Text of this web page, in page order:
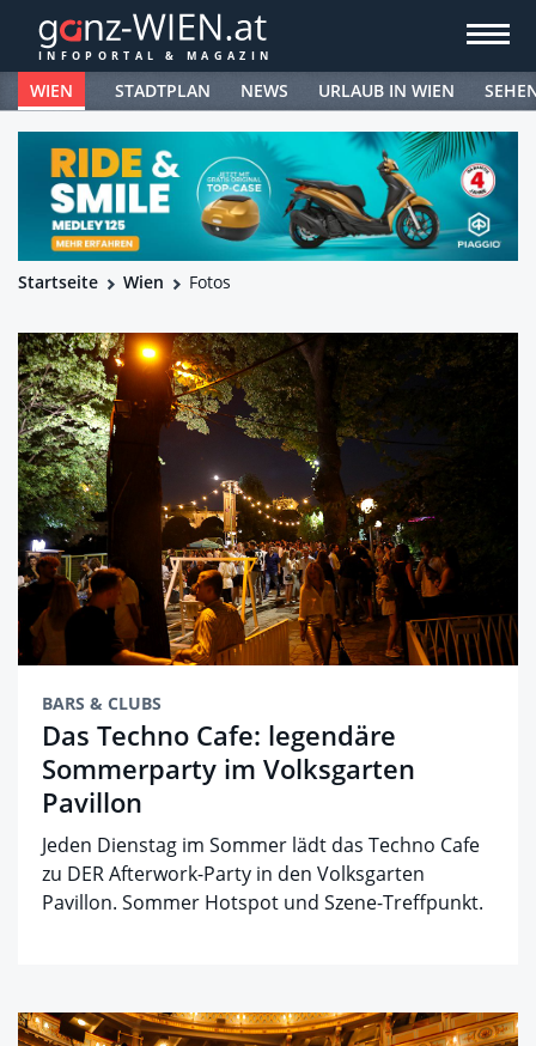
WIEN STADTPLAN NEWS URLAUB IN WIEN
Startseite Wien Fotos
BARS & CLUBS
Das Techno Cafe: legendäre
Sommerparty im Volksgarten
Pavillon
Jeden Dienstag im Sommer lädt das Techno Cafe
zu DER Afterwork-Party in den Volksgarten
Pavillon. Sommer Hotspot und Szene-Treffpunkt.